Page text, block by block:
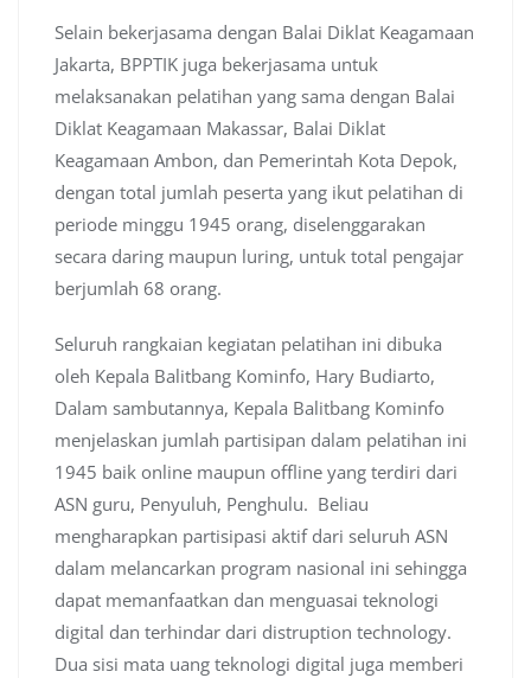
Selain bekerjasama dengan Balai Diklat Keagamaan
Jakarta, BPPTIK juga bekerjasama untuk
melaksanakan pelatihan yang sama dengan Balai
Diklat Keagamaan Makassar, Balai Diklat
Keagamaan Ambon, dan Pemerintah Kota Depok,
dengan total jumlah peserta yang ikut pelatihan di
periode minggu 1945 orang, diselenggarakan
secara daring maupun luring, untuk total pengajar
berjumlah 68 orang.
Seluruh rangkaian kegiatan pelatihan ini dibuka
oleh Kepala Balitbang Kominfo, Hary Budiarto,
Dalam sambutannya, Kepala Balitbang Kominfo
menjelaskan jumlah partisipan dalam pelatihan ini
1945 baik online maupun offline yang terdiri dari
ASN guru, Penyuluh, Penghulu. Beliau
mengharapkan partisipasi aktif dari seluruh ASN
dalam melancarkan program nasional ini sehingga
dapat memanfaatkan dan menguasai teknologi
digital dan terhindar dari distruption technology.
Dua sisi mata uang teknologi digital juga memberi